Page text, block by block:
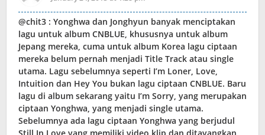
@chit3 : Yonghwa dan Jonghyun banyak menciptakan
lagu untuk album CNBLUE, khususnya untuk album
Jepang mereka, cuma untuk album Korea lagu ciptaan
mereka belum pernah menjadi Title Track atau single
utama. Lagu sebelumnya seperti I’m Loner, Love,
Intuition dan Hey You bukan lagu ciptaan CNBLUE. Baru
lagu di album sekarang yaitu I’m Sorry, yang merupakan
ciptaan Yonghwa, yang menjadi single utama.
Sebelumnya ada lagu ciptaan Yonghwa yang berjudul